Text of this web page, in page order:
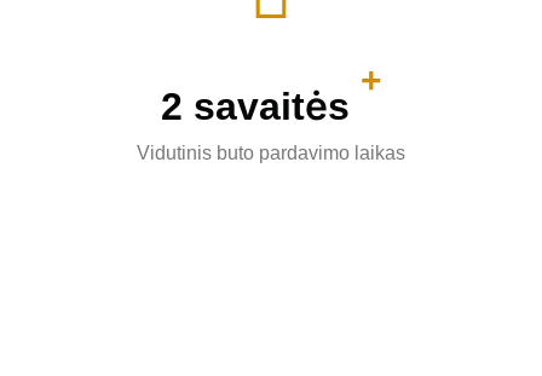
2 savaitės
+
Vidutinis buto pardavimo laikas